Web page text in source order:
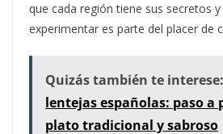
que cada región tiene sus secretos
experimentar es parte del placer de
Quizás también te interese:
lentejas españolas: paso a
plato tradicional y sabroso